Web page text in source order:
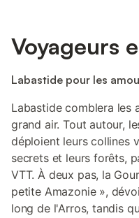
Voyageurs
Labastide pour les
Labastide comblera les
grand air. Tout autour,
déploient leurs collines
secrets et leurs forêts,
VTT. À deux pas, la
petite Amazonie »,
long de l'Arros, tandis